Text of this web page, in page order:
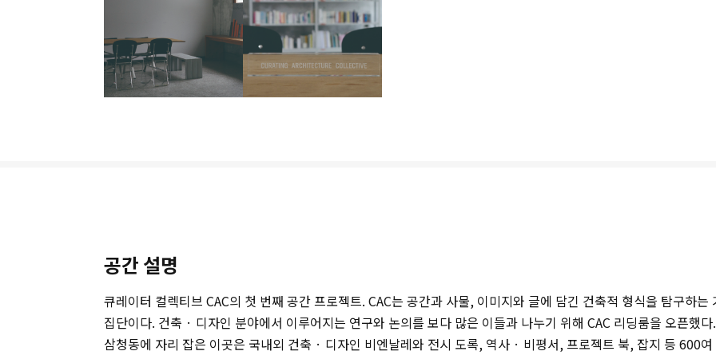
공간 설명
큐레이터 컬렉티브 CAC의 첫 번째 공간 프로젝트. CAC는 공간과 사물, 이미지와 글에 담긴 건축적 형식을 탐구하는
집단이다. 건축 · 디자인 분야에서 이루어지는 연구와 논의를 보다 많은 이들과 나누기 위해 CAC 리딩룸을 오픈했다.
삼청동에 자리 잡은 이곳은 국내외 건축 · 디자인 비엔날레와 전시 도록, 역사 · 비평서, 프로젝트 북, 잡지 등 600